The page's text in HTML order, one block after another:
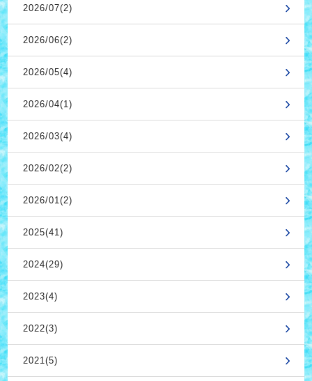
2026/07(2)
2026/06(2)
2026/05(4)
2026/04(1)
2026/03(4)
2026/02(2)
2026/01(2)
2025(41)
2024(29)
2023(4)
2022(3)
2021(5)